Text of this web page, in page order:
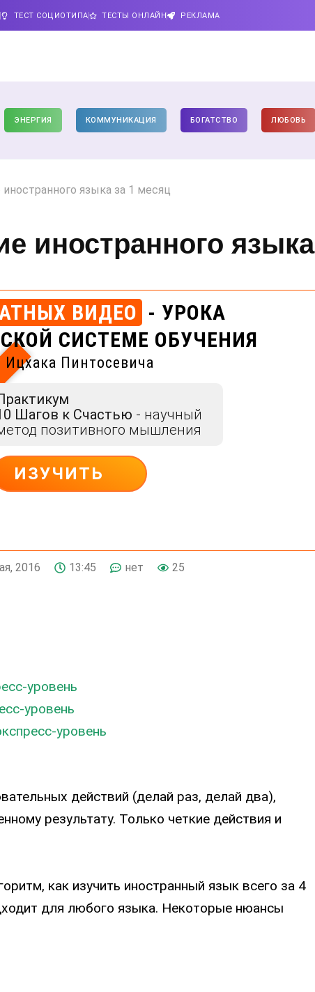
ТЕСТ СОЦИОТИПА ТЕСТЫ ОНЛАЙН РЕКЛАМА
ЭНЕРГИЯ КОММУНИКАЦИЯ БОГАТСТВО ЛЮБОВЬ
языка за 1 месяц
иностранного языка
ВИДЕО - УРОКА
СИСТЕМЕ ОБУЧЕНИЯ
Ицхака Пинтосевича
Шагов к Счастью - научный
позитивного мышления
ИЗУЧИТЬ
2016 13:45 нет 25
уровень
уровень
уровень
действий (делай раз, делай два),
результату. Только четкие действия и
как изучить иностранный язык всего за 4
для любого языка. Некоторые нюансы